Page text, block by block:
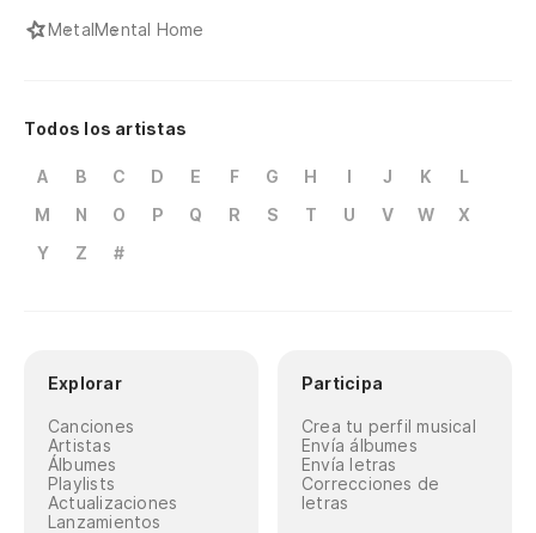
MetalMental Home
Todos los artistas
A B C D E F G H I J K
L
M
N O P Q R S T U V W
X
Y
Z #
Explorar
Canciones
Artistas
Álbumes
Playlists
Actualizaciones
Lanzamientos
Participa
Crea tu perfil musical
Envía álbumes
Envía letras
Correcciones de
letras